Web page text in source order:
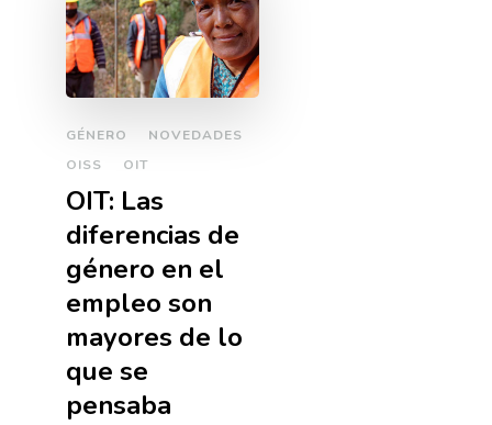
GÉNERO
NOVEDADES
OISS
OIT
OIT: Las
diferencias de
género en el
empleo son
mayores de lo
que se
pensaba